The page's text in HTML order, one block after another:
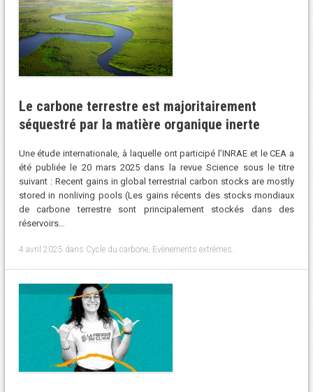
Le carbone terrestre est majoritairement
séquestré par la matière organique inerte
Une étude internationale, à laquelle ont participé l’INRAE et le CEA a
été publiée le 20 mars 2025 dans la revue Science sous le titre
suivant : Recent gains in global terrestrial carbon stocks are mostly
stored in nonliving pools (Les gains récents des stocks mondiaux
de carbone terrestre sont principalement stockés dans des
réservoirs…
4 avril 2025 dans Cycle du carbone, Evènements extrêmes